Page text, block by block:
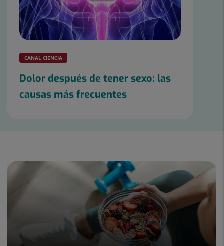
CANAL CIENCIA
Dolor después de tener sexo: las
causas más frecuentes